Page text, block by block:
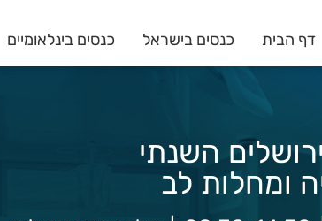
דף הבית כנסים בישראל כנסים בינלאומיים
השנתי
ומחלות לב